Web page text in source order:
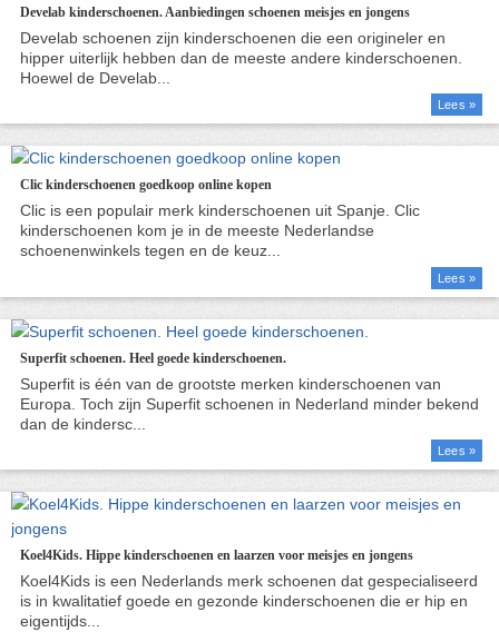
Develab kinderschoenen. Aanbiedingen schoenen meisjes en jongens
Lees »
Clic kinderschoenen goedkoop online kopen
Lees »
Superfit schoenen. Heel goede kinderschoenen.
Lees »
Koel4Kids. Hippe kinderschoenen en laarzen voor meisjes en jongens